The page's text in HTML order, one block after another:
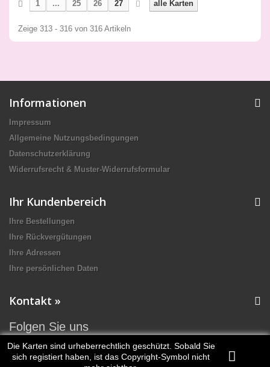
alle Karten
1 ... 25 26 27
Zeige 313 - 316 von 316 Artikeln
Informationen
Impressum
Allgemeine Nutzungsbedingungen
Datenschutzerklärung
Widerrufsrecht & Muster-Widerrufsformular
Ihr Kundenbereich
Ihre Bestellungen
Ihre Rückvergütungen
Ihre Adressen
Ihre persönlichen Daten
Kontakt »
Folgen Sie uns
Die Karten sind urheberrechtlich geschützt. Sobald Sie
sich registiert haben, ist das Copyright-Symbol nicht